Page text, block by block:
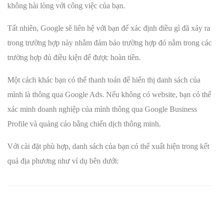
không hài lòng với công việc của bạn.
Tất nhiên, Google sẽ liên hệ với bạn để xác định điều gì đã xảy ra
trong trường hợp này nhằm đảm bảo trường hợp đó nằm trong các
trường hợp đủ điều kiện để được hoàn tiền.
Một cách khác bạn có thể thanh toán để hiển thị danh sách của
mình là thông qua Google Ads. Nếu không có website, bạn có thể
xác minh doanh nghiệp của mình thông qua Google Business
Profile và quảng cáo bằng chiến dịch thông minh.
Với cài đặt phù hợp, danh sách của bạn có thể xuất hiện trong kết
quả địa phương như ví dụ bên dưới: